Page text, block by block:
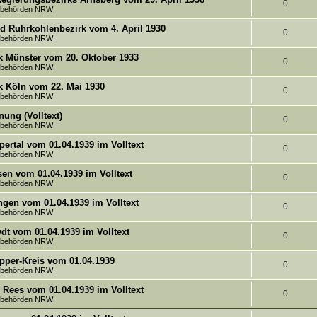
n
e
n
o
r
e
n
t
w
r
t
e
NRW
0A
n
w
o
r
e
n
Ruhrkohlenbezirk vom 4. April 1930
NRW
0A
n
w
o
r
e
n
vom 20. Oktober 1933
NRW
0A
n
w
o
r
e
n
vom 22. Mai 1930
NRW
0A
n
w
o
r
e
n
(Volltext)
NRW
0A
n
w
o
r
e
n
vom 01.04.1939 im Volltext
NRW
0A
n
w
o
r
e
n
vom 01.04.1939 im Volltext
NRW
0A
n
w
o
r
e
vom 01.04.1939 im Volltext
NRW
0A
n
w
o
r
vom 01.04.1939 im Volltext
NRW
0A
n
w
o
Kreis vom 01.04.1939
NRW
0A
n
vom 01.04.1939 im Volltext
NRW
0A
n